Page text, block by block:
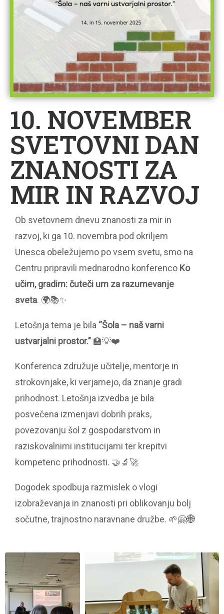
10. NOVEMBER
SVETOVNI DAN
ZNANOSTI ZA
MIR IN RAZVOJ
Ob svetovnem dnevu znanosti za mir in
razvoj, ki ga 10. novembra pod okriljem
Unesca obeležujemo po vsem svetu, smo na
Centru pripravili mednarodno konferenco Ko
učim, gradim: čuteči um za razumevanje
sveta. 🌍📚✨
Letošnja tema je bila “Šola – naš varni
ustvarjalni prostor.” 🏫💡❤️
Konferenca združuje učitelje, mentorje in
strokovnjake, ki verjamejo, da znanje gradi
prihodnost. Letošnja izvedba je bila
posvečena izmenjavi dobrih praks,
povezovanju šol z gospodarstvom in
raziskovalnimi institucijami ter krepitvi
kompetenc prihodnosti. 🤝🔬🚀
Dogodek spodbuja razmislek o vlogi
izobraževanja in znanosti pri oblikovanju bolj
sočutne, trajnostno naravnane družbe. 🌱🤗🌐